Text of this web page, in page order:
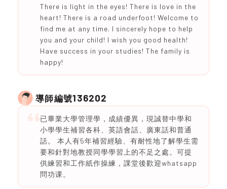
There is light in the eyes! There is love in the
heart! There is a road underfoot! Welcome to
find me at any time. I sincerely hope to help
you and your child! I wish you good health!
Have success in your studies! The family is
happy!
導師編號136202
已畢業大學管理學，成績優異，現誠替中學和
小學學生補習各科、英語會話、廣東話和普通
話。 本人有5年補習經驗、有耐性地了解學生需
要和針對地教授同學學習上的不足之處。可提
供練習和工作紙作操練，課堂後歡迎whatsapp
問功课。